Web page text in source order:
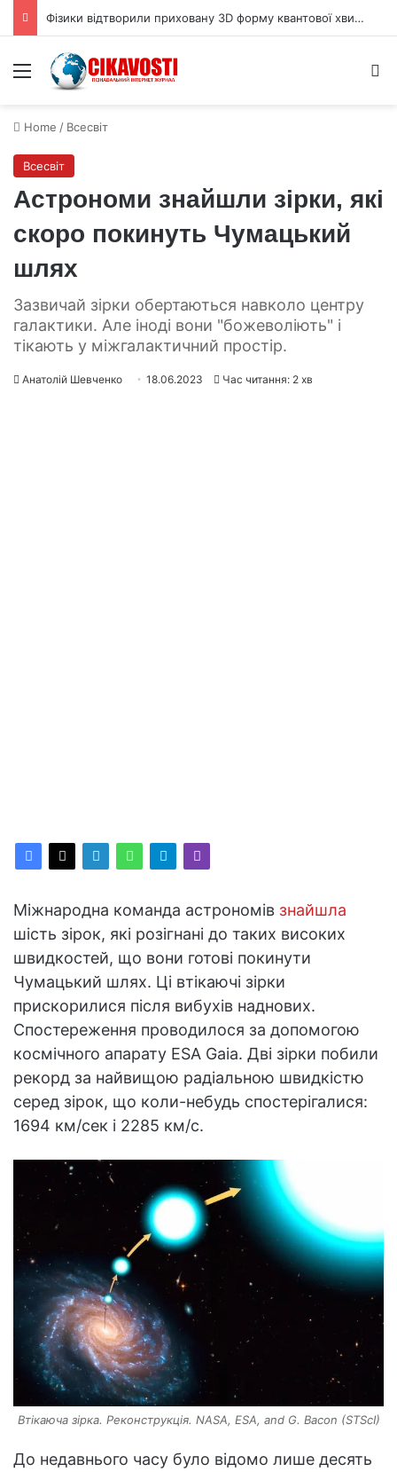
Фізики відтворили приховану 3D форму квантової хвильової функції
Menu
Home / Всесвіт
Всесвіт
Астрономи знайшли зірки, які
скоро покинуть Чумацький
шлях
Зазвичай зірки обертаються навколо центру
галактики. Але іноді вони "божеволіють" і
тікають у міжгалактичний простір.
Анатолій Шевченко 18.06.2023 Час читання: 2 хв
Міжнародна команда астрономів знайшла
шість зірок, які розігнані до таких високих
швидкостей, що вони готові покинути
Чумацький шлях. Ці втікаючі зірки
прискорилися після вибухів наднових.
Спостереження проводилося за допомогою
космічного апарату ESA Gaia. Дві зірки побили
рекорд за найвищою радіальною швидкістю
серед зірок, що коли-небудь спостерігалися:
1694 км/сек і 2285 км/с.
Втікаюча зірка. Реконструкція. NASA, ESA, and G. Bacon (STScI)
До недавнього часу було відомо лише десять